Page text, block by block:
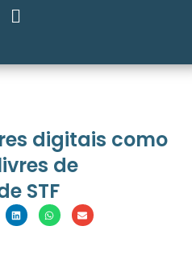
digitais como
de
STF